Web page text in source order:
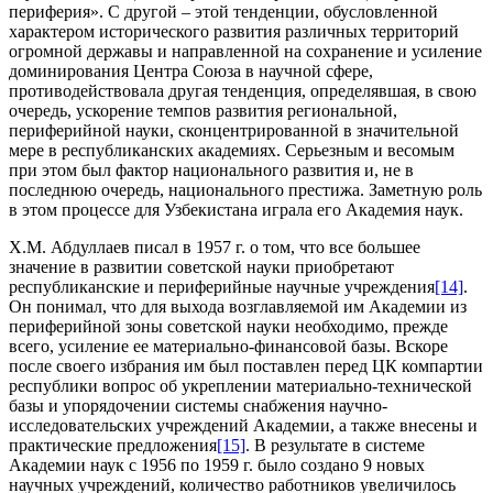
периферия». С другой – этой тенденции, обусловленной
характером исторического развития различных территорий
огромной державы и направленной на сохранение и усиление
доминирования Центра Союза в научной сфере,
противодействовала другая тенденция, определявшая, в свою
очередь, ускорение темпов развития региональной,
периферийной науки, сконцентрированной в значительной
мере в республиканских академиях. Серьезным и весомым
при этом был фактор национального развития и, не в
последнюю очередь, национального престижа. Заметную роль
в этом процессе для Узбекистана играла его Академия наук.
Х.М. Абдуллаев писал в 1957 г. о том, что все большее
значение в развитии советской науки приобретают
республиканские и периферийные научные учреждения[14].
Он понимал, что для выхода возглавляемой им Академии из
периферийной зоны советской науки необходимо, прежде
всего, усиление ее материально-финансовой базы. Вскоре
после своего избрания им был поставлен перед ЦК компартии
республики вопрос об укреплении материально-технической
базы и упорядочении системы снабжения научно-
исследовательских учреждений Академии, а также внесены и
практические предложения[15]. В результате в системе
Академии наук с 1956 по 1959 г. было создано 9 новых
научных учреждений, количество работников увеличилось